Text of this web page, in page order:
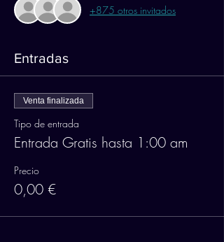
+875 otros invitados
Entradas
Venta finalizada
Tipo de entrada
Entrada Gratis hasta 1:00 am
Precio
0,00 €